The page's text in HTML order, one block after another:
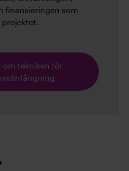
finansieringen som
om tekniken för